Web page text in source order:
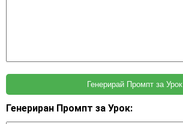
Генерирай Промпт за Урок
Генериран Промпт за Урок: